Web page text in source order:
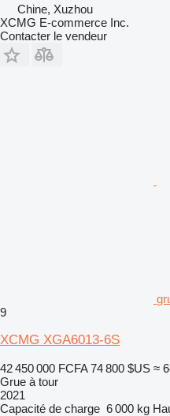
Chine, Xuzhou
XCMG E-commerce Inc.
Contacter le vendeur
9
XCMG XGA6013-6S
42 450 000 FCFA 74 800 $US ≈
Grue à tour
2021
Capacité de charge 6 000 kg